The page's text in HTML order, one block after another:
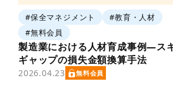
#保全マネジメント
#教育・人材
#無料会員
製造業における人材育成事例―ス
ギャップの損失金額換算手法
2026.04.23 無料会員